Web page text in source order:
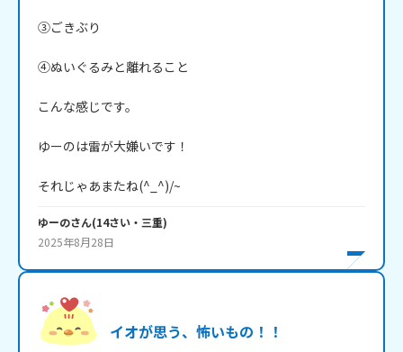
③ごきぶり
④ぬいぐるみと離れること
こんな感じです。
ゆーのは雷が大嫌いです！
それじゃあまたね(^_^)/~
ゆーのさん(14さい・ 三重)
2025年8月28日
イオが思う、怖いもの！！